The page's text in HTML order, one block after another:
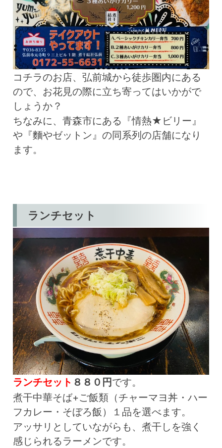
コチラのお店、弘前城から徒歩圏内にある
ので、お花見の際に立ち寄ってはいかがで
しょうか？
ちなみに、青森市にある『情熱★ビリー』
や『麵やゼットン』の同系列の店舗になり
ます。
ランチセット
ランチセット ８８０円です。
煮干中華そば+ご飯類（チャーマヨ丼・ハー
フカレー・そぼろ飯）１品を選べます。
アッサリとしていながらも、煮干しを強く
感じられるラーメンです。